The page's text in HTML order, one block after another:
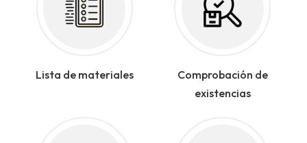
Lista de materiales
Comprobación de
existencias